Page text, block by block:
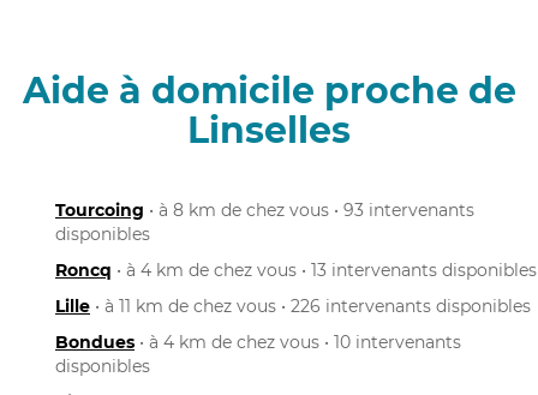
Aide à domicile proche de
Linselles
Tourcoing • à 8 km de chez vous • 93 intervenants
disponibles
Roncq • à 4 km de chez vous • 13 intervenants disponibles
Lille • à 11 km de chez vous • 226 intervenants disponibles
Bondues • à 4 km de chez vous • 10 intervenants
disponibles